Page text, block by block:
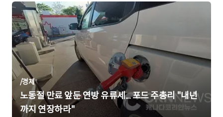
/경제
노동절 만료 앞둔 연방 유류세... 포드 주총리 "내년
까지 연장하라"